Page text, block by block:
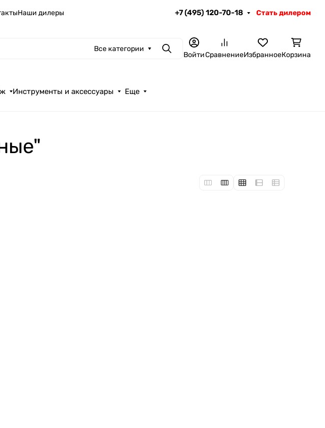
Наши дилеры +7 (495) 120-70-18 Стать дилером
Все категории ПоискВойтиСравнениеИзбранноеКорзина
Инструменты и аксессуары Еще